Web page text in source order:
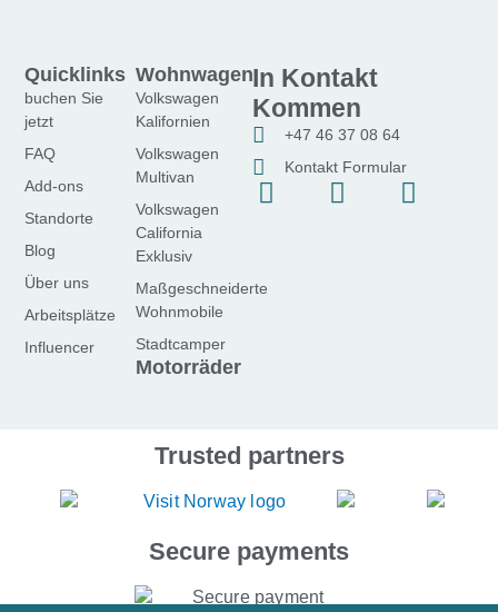
Wohnwagen
Volkswagen
Kalifornien
Volkswagen
Multivan
Volkswagen
California
Exklusiv
Maßgeschneiderte
Wohnmobile
Stadtcamper
Motorräder
Quicklinks
buchen Sie
jetzt
FAQ
Add-ons
Standorte
Blog
Über uns
Arbeitsplätze
Influencer
In Kontakt
Kommen
+47 46 37 08 64
Kontakt Formular
F
b
I
Y
Trusted partners
Secure payments